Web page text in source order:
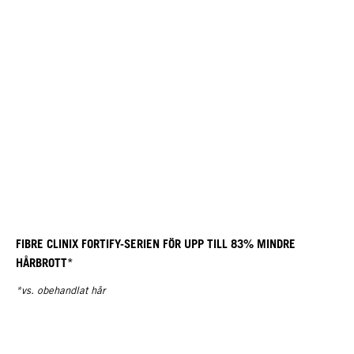
FIBRE CLINIX FORTIFY-SERIEN FÖR UPP TILL 83% MINDRE
HÅRBROTT*
*vs. obehandlat hår